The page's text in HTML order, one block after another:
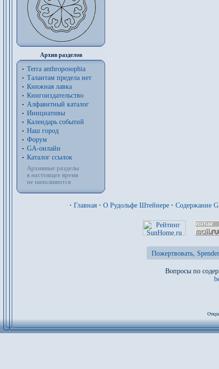
Архив разделов
Terra anthroposophia
Талантам предела нет
Книжная лавка
Книгоиздательство
Алфавитный каталог
Инициативы
Календарь событий
Наш город
Форум
GA-онлайн
Каталог ссылок
Архивные разделы
в настоящее время
не наполняются
· Главная · О Рудольфе Штейнере · Содержание
Пожертвовать,
Вопросы по